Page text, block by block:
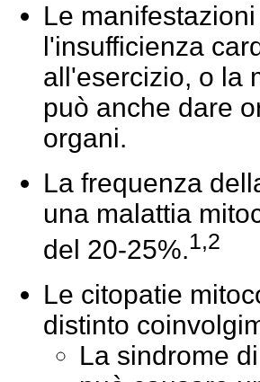
Le
l'insufficienza
all'esercizio, o la
può anche dare
organi.
La frequenza
una malattia
del 20-25%.1,2
Le citopatie
distinto
La sindrome